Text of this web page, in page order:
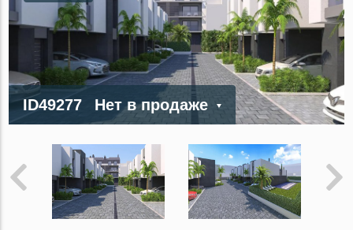
ID49277 Нет в продаже